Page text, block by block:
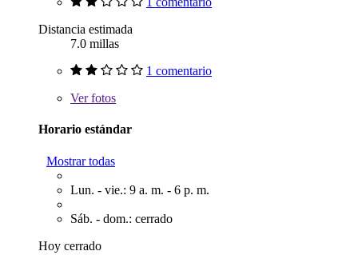
Distancia estimada
7.0 millas
1 comentario
Verfotos
Horario estándar
Mostrar todas
Lun. - vie.: 9 a. m. - 6 p. m.
Sáb. - dom.: cerrado
Hoy cerrado